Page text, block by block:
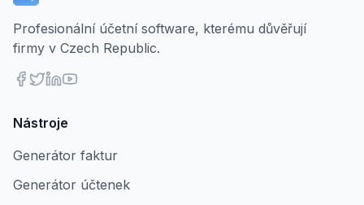
Profesionální účetní software, kterému důvěřují
firmy v Czech Republic.
Nástroje
Generátor faktur
Generátor účtenek